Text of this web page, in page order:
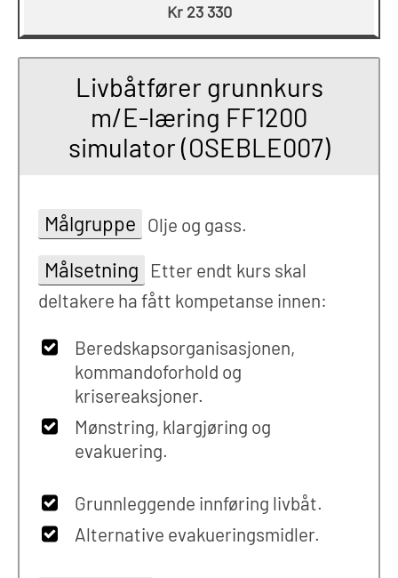
Kr 23 330
Livbåtfører grunnkurs
m/E-læring FF1200
simulator (OSEBLE007)
Målgruppe Olje og gass.
Målsetning
Etter endt kurs skal
deltakere ha fått kompetanse innen:
Beredskapsorganisasjonen,
kommandoforhold og
krisereaksjoner.
Mønstring, klargjøring og
evakuering.
Grunnleggende innføring livbåt.
Alternative evakueringsmidler.